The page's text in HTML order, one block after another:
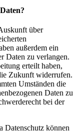
über
außerdem ein
Daten zu verlangen.
erteilt haben,
Zukunft widerrufen.
Umständen die
Daten zu
bei der
Datenschutz können